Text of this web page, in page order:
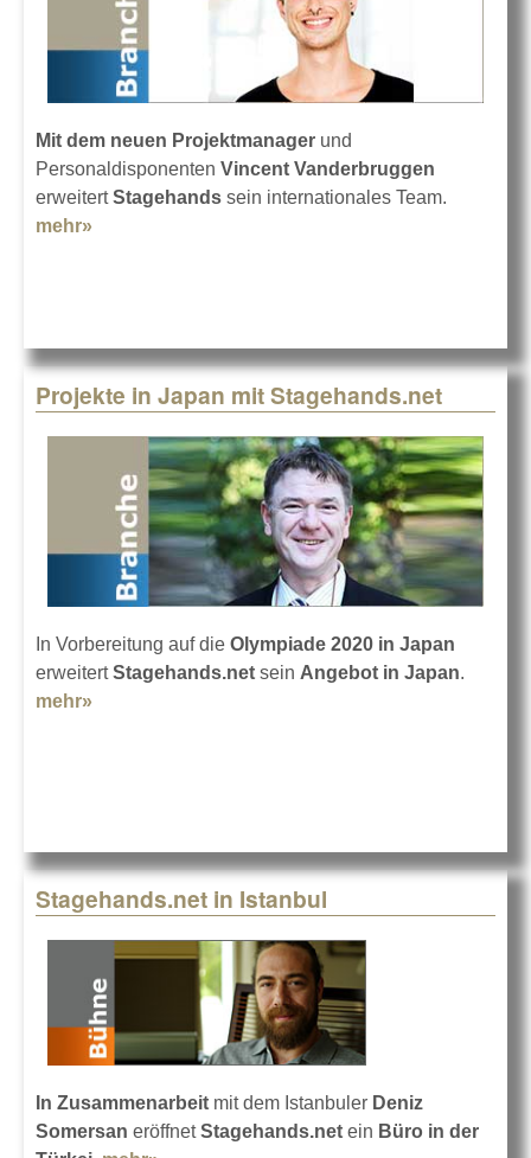
Mit dem neuen Projektmanager und
Personaldisponenten Vincent Vanderbruggen
erweitertStagehands sein internationales Team.
mehr»
Projekte in Japan mit Stagehands.net
In Vorbereitung auf die Olympiade 2020 in Japan
erweitertStagehands.net sein Angebot in Japan.
mehr»
Stagehands.net in Istanbul
In Zusammenarbeit mit dem Istanbuler Deniz
Somersan eröffnetStagehands.net ein Büro in der